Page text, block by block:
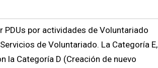
PDUs por actividades de Voluntariado
de Voluntariado. La Categoría E,
la Categoría D (Creación de nuevo